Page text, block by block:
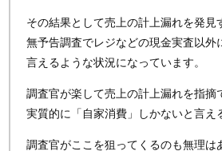
その結果として売上の計上漏れを発見
無予告調査でレジなどの現金実査以外
言えるような状況になっています。
調査官が楽して売上の計上漏れを指摘
実質的に「自家消費」しかないと言え
調査官がここを狙ってくるのも無理は